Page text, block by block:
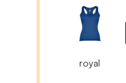
royal